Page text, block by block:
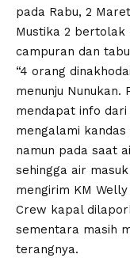
pada Rabu, 2
Mustika 2 bertolak
campuran dan
“4 orang
menunju Nunukan.
mendapat info dari
mengalami
namun pada saat
sehingga air
mengirim KM
Crew kapal
sementara masih
terangnya.